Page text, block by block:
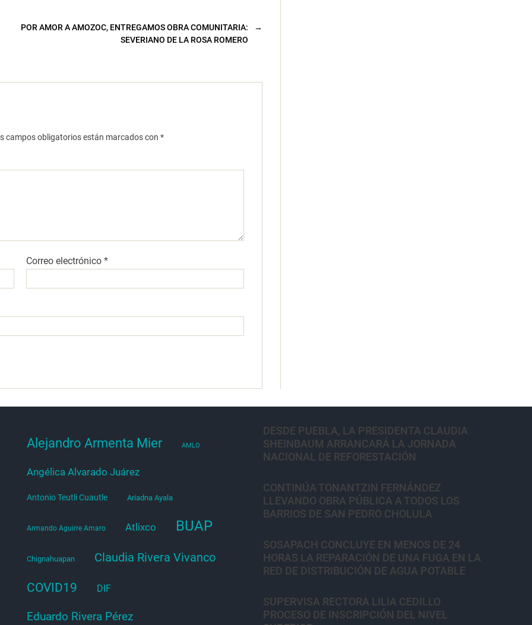
→
POR AMOR A AMOZOC, ENTREGAMOS OBRA COMUNITARIA:
SEVERIANO DE LA ROSA ROMERO
campos obligatorios están marcados con *
Correo electrónico*
Alejandro Armenta Mier AMLO
Angélica Alvarado Juárez
Antonio Teutli Cuautle Ariadna Ayala
Armando Aguirre Amaro Atlixco BUAP
Chignahuapan Claudia Rivera Vivanco
COVID19 DIF
Eduardo Rivera Pérez
DESDE PUEBLA, LA PRESIDENTA CLAUDIA
SHEINBAUM ARRANCARÁ LA JORNADA
NACIONAL DE REFORESTACIÓN
CONTINÚA TONANTZIN FERNÁNDEZ
LLEVANDO OBRA PÚBLICA A TODOS LOS
BARRIOS DE SAN PEDRO CHOLULA
SOSAPACH CONCLUYE EN MENOS DE 24
HORAS LA REPARACIÓN DE UNA FUGA EN LA
RED DE DISTRIBUCIÓN DE AGUA POTABLE
SUPERVISA RECTORA LILIA CEDILLO
PROCESO DE INSCRIPCIÓN DEL NIVEL